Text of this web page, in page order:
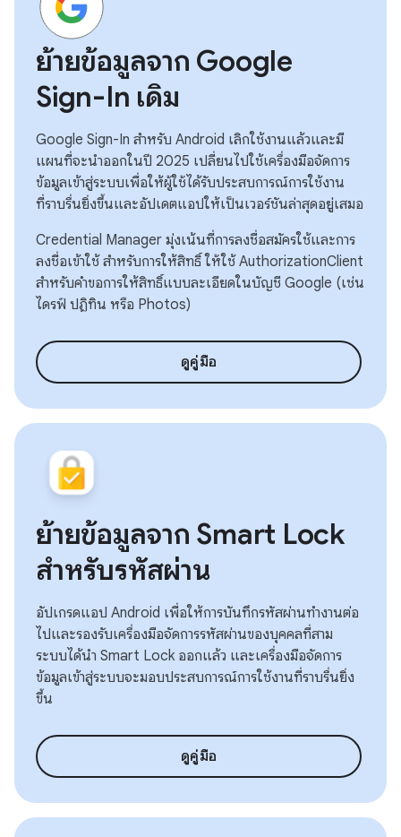
ย้ายข้อมูลจาก Google
Sign-In เดิม
Google Sign-In สำหรับ Android เลิกใช้งานแล้วและมี
แผนที่จะนำออกในปี 2025 เปลี่ยนไปใช้เครื่องมือจัดการ
ข้อมูลเข้าสู่ระบบเพื่อให้ผู้ใช้ได้รับประสบการณ์การใช้งาน
ที่ราบรื่นยิ่งขึ้นและอัปเดตแอปให้เป็นเวอร์ชันล่าสุดอยู่เสมอ
Credential Manager มุ่งเน้นที่การลงชื่อสมัครใช้และการ
ลงชื่อเข้าใช้ สําหรับการให้สิทธิ์ ให้ใช้ AuthorizationClient
สําหรับคําขอการให้สิทธิ์แบบละเอียดในบัญชี Google (เช่น
ไดรฟ์ ปฏิทิน หรือ Photos)
ดูคู่มือ
ย้ายข้อมูลจาก Smart Lock
สำหรับรหัสผ่าน
อัปเกรดแอป Android เพื่อให้การบันทึกรหัสผ่านทำงานต่อ
ไปและรองรับเครื่องมือจัดการรหัสผ่านของบุคคลที่สาม
ระบบได้นำ Smart Lock ออกแล้ว และเครื่องมือจัดการ
ข้อมูลเข้าสู่ระบบจะมอบประสบการณ์การใช้งานที่ราบรื่นยิ่ง
ขึ้น
ดูคู่มือ